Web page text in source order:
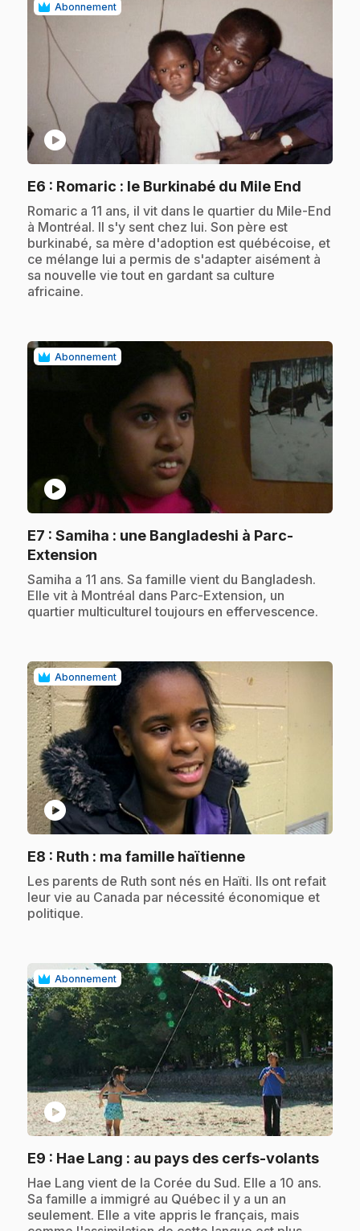
Abonnement
play_circle
E6 : Romaric : le Burkinabé du Mile End
.Romaric a 11 ans, il vit dans le quartier du Mile-End
à Montréal. Il s'y sent chez lui. Son père est
burkinabé, sa mère d'adoption est québécoise, et
ce mélange lui a permis de s'adapter aisément à
sa nouvelle vie tout en gardant sa culture
africaine.
Abonnement
play_circle
E7 : Samiha : une Bangladeshi à Parc-
Extension
.Samiha a 11 ans. Sa famille vient du Bangladesh.
Elle vit à Montréal dans Parc-Extension, un
quartier multiculturel toujours en effervescence.
Abonnement
play_circle
E8 : Ruth : ma famille haïtienne.
.Les parents de Ruth sont nés en Haïti. Ils ont refait
leur vie au Canada par nécessité économique et
politique.
Abonnement
play_circle
E9 : Hae Lang : au pays des cerfs-volants.
.Hae Lang vient de la Corée du Sud. Elle a 10 ans.
Sa famille a immigré au Québec il y a un an
seulement. Elle a vite appris le français, mais